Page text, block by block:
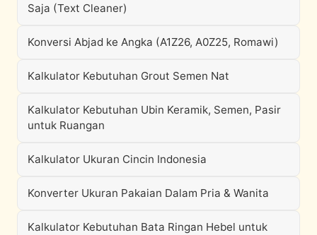
Saja (Text Cleaner)
Konversi Abjad ke Angka (A1Z26, A0Z25, Romawi)
Kalkulator Kebutuhan Grout Semen Nat
Kalkulator Kebutuhan Ubin Keramik, Semen, Pasir
untuk Ruangan
Kalkulator Ukuran Cincin Indonesia
Konverter Ukuran Pakaian Dalam Pria & Wanita
Kalkulator Kebutuhan Bata Ringan Hebel untuk